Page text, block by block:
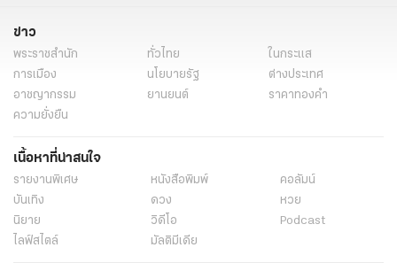
ข่าว
พระราชสำนัก ทั่วไทย
ในกระแส
การเมือง
นโยบายรัฐ
ต่างประเทศ
อาชญากรรม
ยานยนต์
ราคาทองคำ
ความยั่งยืน
เนื้อหาที่น่าสนใจ
รายงานพิเศษ หนังสือพิมพ์
คอลัมน์
บันเทิง
ดวง
หวย
นิยาย
วิดีโอ
Podcast
ไลฟ์สไตล์
มัลติมีเดีย